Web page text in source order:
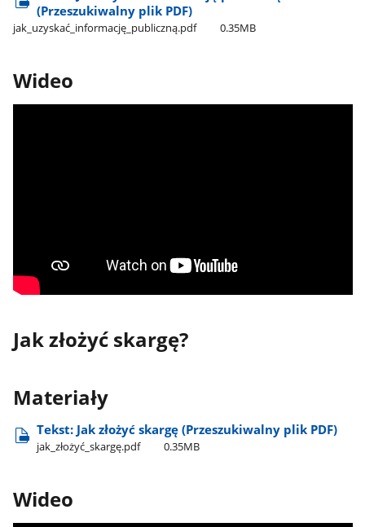
(Przeszukiwalny plik PDF)
jak​_uzyskać​_informację​_publiczną.pdf 0.35MB
Wideo
Jak złożyć skargę?
Materiały
Tekst: Jak złożyć skargę (Przeszukiwalny plik PDF)
jak​_złożyć​_skargę.pdf 0.35MB
Wideo